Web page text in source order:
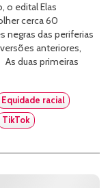
o edital Elas
cerca 60
negras das periferias
anteriores,
duas primeiras
Equidade racial
TikTok